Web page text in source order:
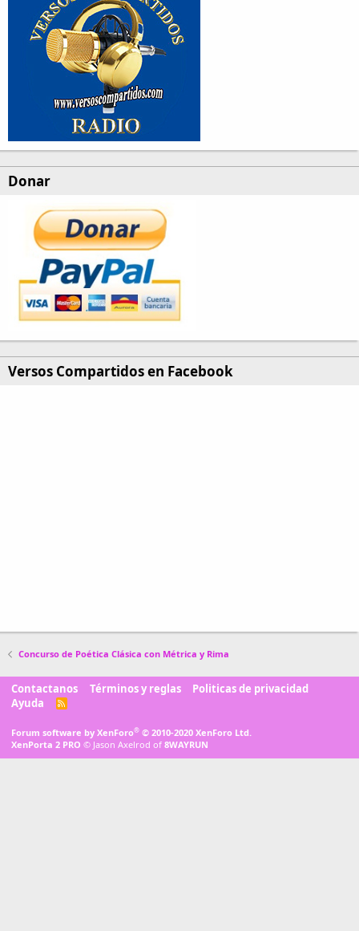
Donar
Versos Compartidos en Facebook
Concurso de Poética Clásica con Métrica y Rima
Contactanos Términos y reglas
Politicas de privacidad
Ayuda
R
Forum software by XenForo® © 2010-2020 XenForo Ltd.
XenPorta 2 PRO © Jason Axelrod of 8WAYRUN